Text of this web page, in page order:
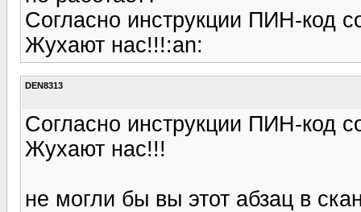
Согласно инструкции ПИН-код
Жухают нас!!!:an:
DEN8313
Согласно инструкции ПИН-код
Жухают нас!!!
не могли бы вы этот абзац в